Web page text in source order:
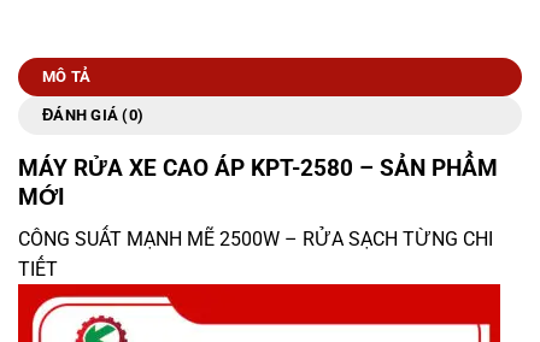
MÔ TẢ
ĐÁNH GIÁ (0)
MÁY RỬA XE CAO ÁP KPT-2580 – SẢN PHẨM
MỚI
CÔNG SUẤT MẠNH MẼ 2500W – RỬA SẠCH TỪNG CHI
TIẾT